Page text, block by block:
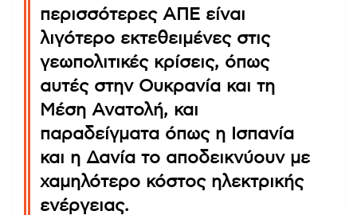
περισσότερες ΑΠΕ είναι
λιγότερο εκτεθειμένες στις
γεωπολιτικές κρίσεις, όπως
αυτές στην Ουκρανία και τη
Μέση Ανατολή, και
παραδείγματα όπως η Ισπανία
και η Δανία το αποδεικνύουν με
χαμηλότερο κόστος ηλεκτρικής
ενέργειας.